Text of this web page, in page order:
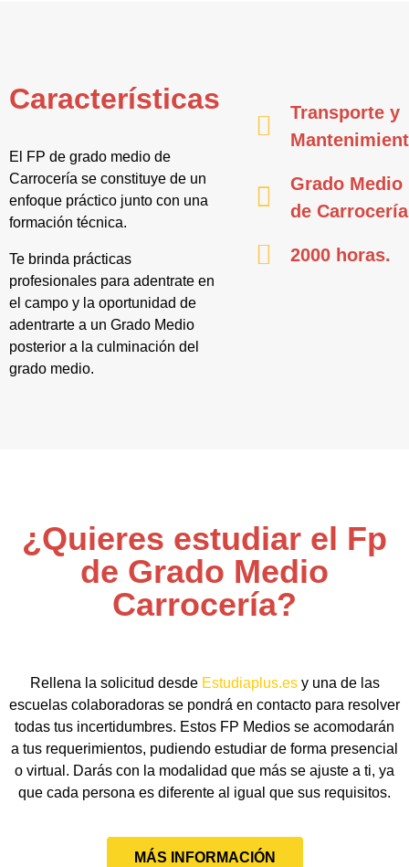
Características
El FP de grado medio de
Carrocería se constituye de un
enfoque práctico junto con una
formación técnica.
Te brinda prácticas
profesionales para adentrate en
el campo y la oportunidad de
adentrarte a un Grado Medio
posterior a la culminación del
grado medio.
Transporte y
Grado Medio
de Carrocería
2000 horas.
¿Quieres estudiar el Fp
de Grado Medio
Carrocería?
Rellena la solicitud desde Estudiaplus.esy una de las
escuelas colaboradoras se pondrá en contacto para resolver
todas tus incertidumbres. Estos FP Medios se acomodarán
a tus requerimientos, pudiendo estudiar de forma presencial
o virtual. Darás con la modalidad que más se ajuste a ti, ya
que cada persona es diferente al igual que sus requisitos.
MÁS INFORMACIÓN